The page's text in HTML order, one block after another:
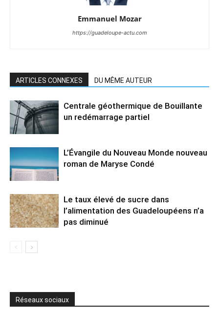
Emmanuel Mozar
https://guadeloupe-actu.com
ARTICLES CONNEXES DU MÊME AUTEUR
Centrale géothermique de Bouillante
un redémarrage partiel
L’Évangile du Nouveau Monde nouveau
roman de Maryse Condé
Le taux élevé de sucre dans
l’alimentation des Guadeloupéens n’a
pas diminué
Réseaux sociaux